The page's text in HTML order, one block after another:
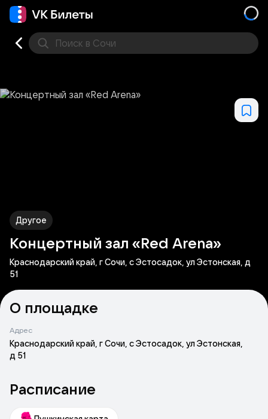
Поиск в Сочи
Другое
Концертный зал «Red Arena»
Краснодарский край, г Сочи, с Эстосадок, ул Эстонская, д
51
О площадке
Адрес
Краснодарский край, г Сочи, с Эстосадок, ул Эстонская,
д 51
Расписание